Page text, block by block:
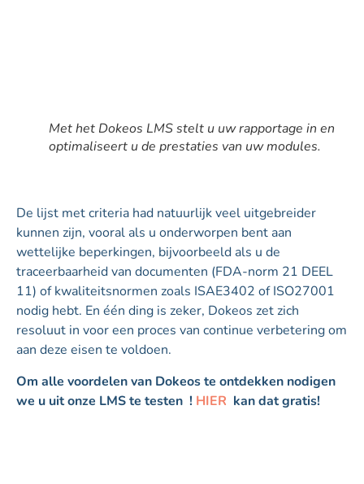
Met het Dokeos LMS stelt u uw rapportage in en
optimaliseert u de prestaties van uw modules.
De lijst met criteria had natuurlijk veel uitgebreider
kunnen zijn, vooral als u onderworpen bent aan
wettelijke beperkingen, bijvoorbeeld als u de
traceerbaarheid van documenten (FDA-norm 21 DEEL
11) of kwaliteitsnormen zoals ISAE3402 of ISO27001
nodig hebt. En één ding is zeker, Dokeos zet zich
resoluut in voor een proces van continue verbetering om
aan deze eisen te voldoen.
Om alle voordelen van Dokeos te ontdekken nodigen
we u uit onze LMS te testen ! HIER kan dat gratis!